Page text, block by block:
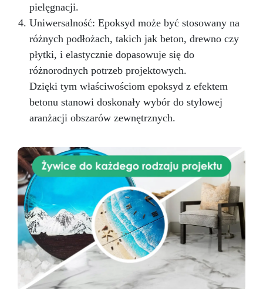
pielęgnacji.
Uniwersalność: Epoksyd może być stosowany na
różnych podłożach, takich jak beton, drewno czy
płytki, i elastycznie dopasowuje się do
różnorodnych potrzeb projektowych.
Dzięki tym właściwościom epoksyd z efektem
betonu stanowi doskonały wybór do stylowej
aranżacji obszarów zewnętrznych.